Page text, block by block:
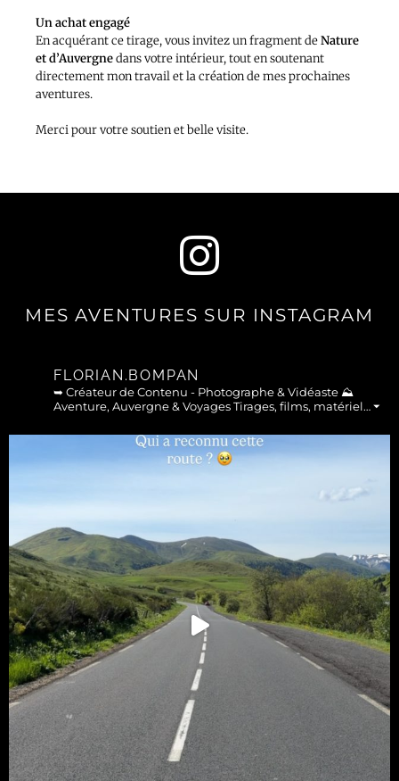
Un achat engagé
En acquérant ce tirage, vous invitez un fragment deNature
et d’Auvergnedans votre intérieur, tout en soutenant
directement mon travail et la création de mes prochaines
aventures.
Merci pour votre soutien et belle visite.
MES AVENTURES SUR INSTAGRAM
FLORIAN.BOMPAN
➥ Créateur de Contenu - Photographe & Vidéaste ⛰︎
Aventure, Auvergne & VoyagesTirages, films, matériel… ⏷